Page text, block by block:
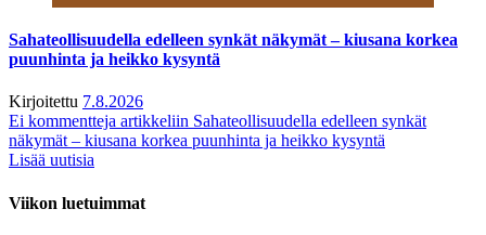
Sahateollisuudella edelleen synkät näkymät – kiusana korkea
puunhinta ja heikko kysyntä
Kirjoitettu 7.8.2026
Ei kommentteja artikkeliin Sahateollisuudella edelleen synkät
näkymät – kiusana korkea puunhinta ja heikko kysyntä
Lisää uutisia
Viikon luetuimmat